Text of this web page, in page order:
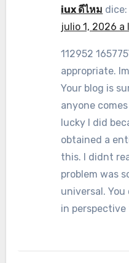
iux ดีไหม dice:
julio 1, 2026 a
112952
appropriate.
Your blog is
anyone
lucky I did
obtained a
this. I didnt
problem was
universal.
in perspective